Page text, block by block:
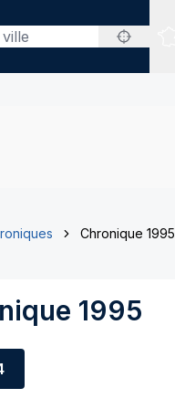
Chronique 1995
1995